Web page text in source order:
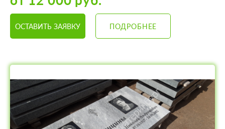
ОСТАВИТЬ ЗАЯВКУ ПОДРОБНЕЕ